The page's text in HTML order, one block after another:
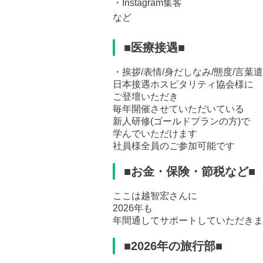
・Instagram集客
など
■医療接遇■
・挨拶/表情/身だしなみ/態度/言葉
日本接遇ホスピタリティ協会様に
ご登壇いただき
毎年開催させていただいている
新人研修(ゴールドプランの方)で
学んでいただけます
社員様全員のご参加可能です
■お金・保険・節税など■
ここは越智宏さんに
2026年も
年間通してサポートしていただき
■2026年の旅行部■